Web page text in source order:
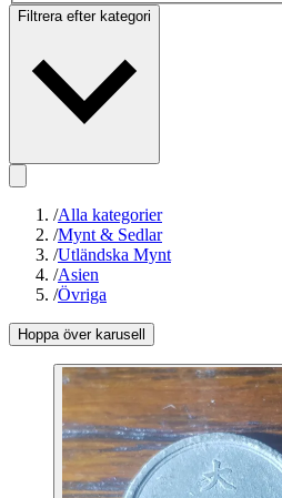
Filtrera efter kategori
/Alla kategorier
/Mynt & Sedlar
/Utländska Mynt
/Asien
/Övriga
Hoppa över karusell